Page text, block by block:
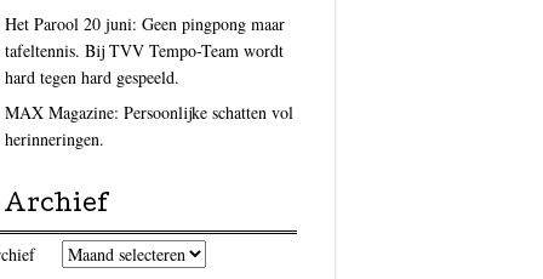
Het Parool 20 juni: Geen pingpong maar
tafeltennis. Bij TVV Tempo-Team wordt
hard tegen hard gespeeld.
MAX Magazine: Persoonlijke schatten vol
herinneringen.
Archief